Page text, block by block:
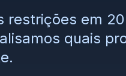
restrições em
quais